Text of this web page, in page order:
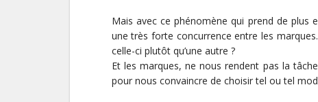
Mais avec ce phénomène qui prend de plus
une très forte concurrence entre les
celle-ci plutôt qu’une autre ?
Et les marques, ne nous rendent pas la
pour nous convaincre de choisir tel ou tel